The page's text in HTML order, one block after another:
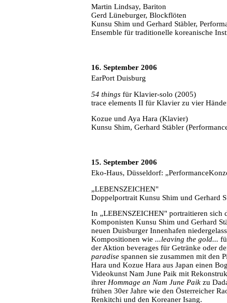
Martin Lindsay, Bariton
Gerd Lüneburger, Blockflöten
Kunsu Shim und Gerhard Stäbler,
Ensemble für traditionelle koreanische
16. September 2006
EarPort Duisburg
54 things für Klavier-solo (2005)
trace elements II für Klavier zu vier
Kozue und Aya Hara (Klavier)
Kunsu Shim, Gerhard Stäbler
15. September 2006
Eko-Haus, Düsseldorf:
„LEBENSZEICHEN"
Doppelportrait Kunsu Shim und Gerhard
In „LEBENSZEICHEN" portraitieren sich
Komponisten Kunsu Shim und Gerhard
neuen Duisburger Innenhafen
Kompositionen wie ...leaving the gold...
der Aktion beverages für Getränke oder
paradise spannen sie zusammen mit den
Hara und Kozue Hara aus Japan einen
Videokunst Nam June Paik mit
ihrer Hommage an Nam June Paik zu
frühen 30er Jahre wie den Österreicher
Renkitchi und den Koreaner Isang.